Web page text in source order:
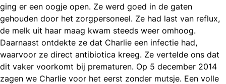
ging er een oogje open. Ze werd goed in de gaten
gehouden door het zorgpersoneel. Ze had last van reflux,
de melk uit haar maag kwam steeds weer omhoog.
Daarnaast ontdekte ze dat Charlie een infectie had,
waarvoor ze direct antibiotica kreeg. Ze vertelde ons dat
dit vaker voorkomt bij prematuren. Op 5 december 2014
zagen we Charlie voor het eerst zonder mutsje. Een volle